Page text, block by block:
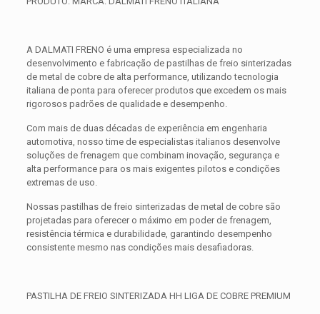
A DALMATI FRENO é uma empresa especializada no
desenvolvimento e fabricação de pastilhas de freio sinterizadas
de metal de cobre de alta performance, utilizando tecnologia
italiana de ponta para oferecer produtos que excedem os mais
rigorosos padrões de qualidade e desempenho.
Com mais de duas décadas de experiência em engenharia
automotiva, nosso time de especialistas italianos desenvolve
soluções de frenagem que combinam inovação, segurança e
alta performance para os mais exigentes pilotos e condições
extremas de uso.
Nossas pastilhas de freio sinterizadas de metal de cobre são
projetadas para oferecer o máximo em poder de frenagem,
resistência térmica e durabilidade, garantindo desempenho
consistente mesmo nas condições mais desafiadoras.
PASTILHA DE FREIO SINTERIZADA HH LIGA DE COBRE PREMIUM